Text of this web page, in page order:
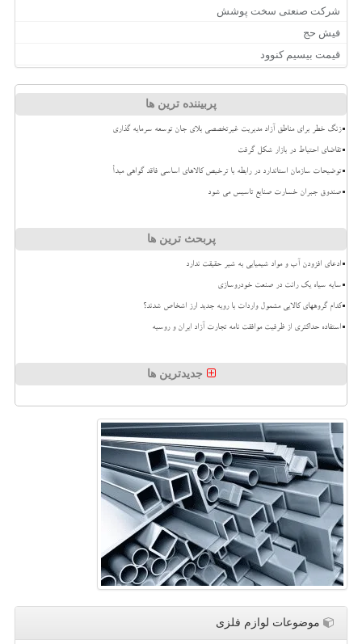
شرکت صنعتی سخت پوشش
فیش حج
قیمت بیسیم کنوود
پربیننده ترین ها
زنگ خطر برای مناطق آزاد مدیریت غیرتخصصی بلای جان توسعه سرمایه گذاری
تقاضای احتیاط در بازار شکل گرفت
توضیحات سازمان استاندارد در رابطه با ترخیص کالاهای اساسی فاقد گواهی مبدأ
صندوق جبران خسارت صنایع تاسیس می شود
پربحث ترین ها
ادعای افزودن آب و مواد شیمیایی به شیر حقیقت ندارد
سایه سیاه یک رانت در صنعت خودروسازی
کدام گروههای کالایی مشمول واردات با رویه جدید ارز اشخاص شدند؟
استفاده حداکثری از ظرفیت موافقت نامه تجارت آزاد ایران و روسیه
جدیدترین ها
موضوعات لوازم فلزی